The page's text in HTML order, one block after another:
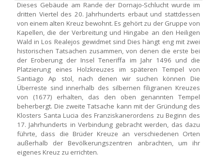
Dieses Gebäude am Rande der Dornajo-Schlucht wurde im
dritten Viertel des 20. Jahrhunderts erbaut und stattdessen
von einem alten Kreuz bewohnt. Es gehört zu der Gruppe von
Kapellen, die der Verbreitung und Hingabe an den Heiligen
Wald in Los Realejos gewidmet sind Dies hängt eng mit zwei
historischen Tatsachen zusammen, von denen die erste bei
der Eroberung der Insel Teneriffa im Jahr 1496 und die
Platzierung eines Holzkreuzes im späteren Tempel von
Santiago Ap stol, nach denen wir suchen können Die
Überreste sind innerhalb des silbernen filigranen Kreuzes
von (1677) erhalten, das den oben genannten Tempel
beherbergt. Die zweite Tatsache kann mit der Gründung des
Klosters Santa Lucia des Franziskanerordens zu Beginn des
17. Jahrhunderts in Verbindung gebracht werden, das dazu
führte, dass die Brüder Kreuze an verschiedenen Orten
außerhalb der Bevölkerungszentren anbrachten, um ihr
eigenes Kreuz zu errichten.